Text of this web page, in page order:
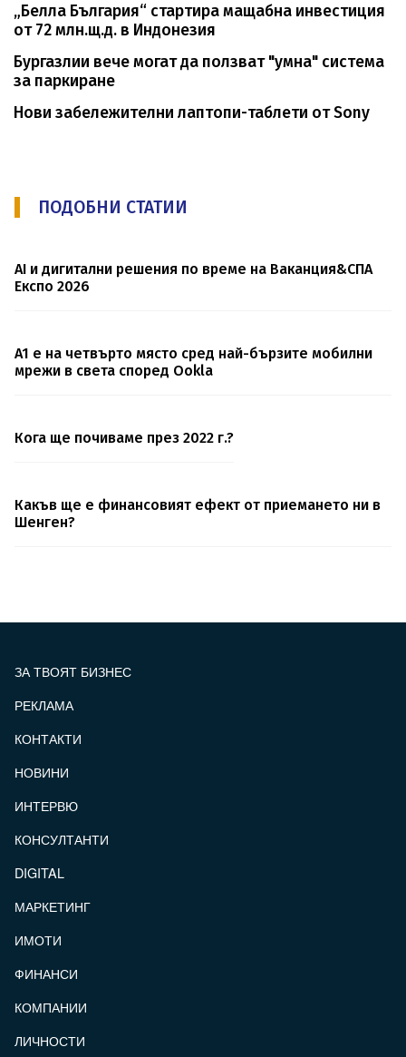
„Белла България“ стартира мащабна инвестиция
от 72 млн.щ.д. в Индонезия
Бургазлии вече могат да ползват "умна" система
за паркиране
Нови забележителни лаптопи-таблети от Sony
ПОДОБНИ СТАТИИ
AI и дигитални решения по време на Ваканция&СПА
Експо 2026
A1 e на четвърто място сред най-бързите мобилни
мрежи в света според Ookla
Кога ще почиваме през 2022 г.?
Какъв ще е финансовият ефект от приемането ни в
Шенген?
ЗА ТВОЯТ БИЗНЕС
РЕКЛАМА
КОНТАКТИ
НОВИНИ
ИНТЕРВЮ
КОНСУЛТАНТИ
DIGITAL
МАРКЕТИНГ
ИМОТИ
ФИНАНСИ
КОМПАНИИ
ЛИЧНОСТИ